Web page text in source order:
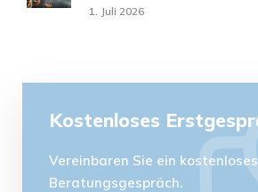
1. Juli 2026
Kostenloses
Vereinbaren Sie ein kostenloses
Beratungsgespräch.